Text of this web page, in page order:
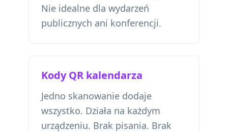
Nie idealne dla wydarzeń
publicznych ani konferencji.
Kody QR kalendarza
Jedno skanowanie dodaje
wszystko. Działa na każdym
urządzeniu. Brak pisania. Brak